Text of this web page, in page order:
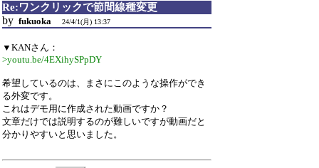
Re:ワンクリックで節間線種変更
by fukuoka 24/4/1(月) 13:37
▼KANさん：
>youtu.be/4EXihySPpDY
希望しているのは、まさにこのような操作ができ
る外変です。
これはデモ用に作成された動画ですか？
文章だけでは説明するのが難しいですが動画だと
分かりやすいと思いました。